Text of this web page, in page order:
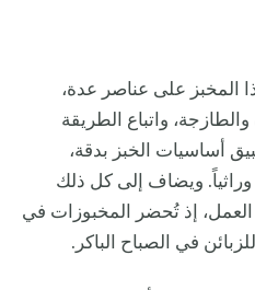
المخبز على عناصر عدة،
والطازجة، واتباع الطريقة
أساسيات الخبز بدقة،
ويضاف إلى كل ذلك
العمل، إذ تُحضر المخبوزات في
في الصباح الباكر.